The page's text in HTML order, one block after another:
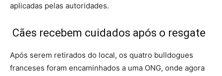
aplicadas pelas autoridades.
Cães recebem cuidados após o resgate
Após serem retirados do local, os quatro bulldogues
franceses foram encaminhados a uma ONG, onde agora